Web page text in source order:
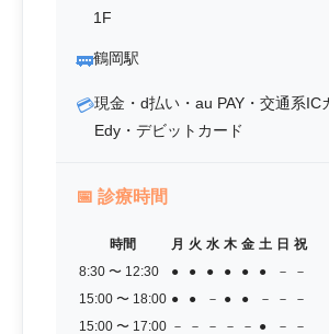
1F
🚃鶴岡駅
💳現金・d払い・au PAY・交通系IC
Edy・デビットカード
📅 診療時間
時間 月 火 水 木 金 土 日 祝
8:30 〜 12:30
● ● ● ● ● ● －
－
15:00 〜 18:00 ● ● － ● ● － －
－
15:00 〜 17:00 － － － － － ● － －